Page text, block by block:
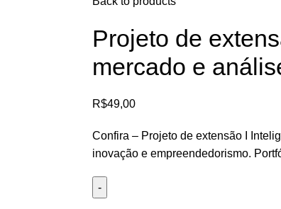
Projeto de
mercado e
R$49,00
Confira – Projeto de extensão I
inovação e empreendedorismo.